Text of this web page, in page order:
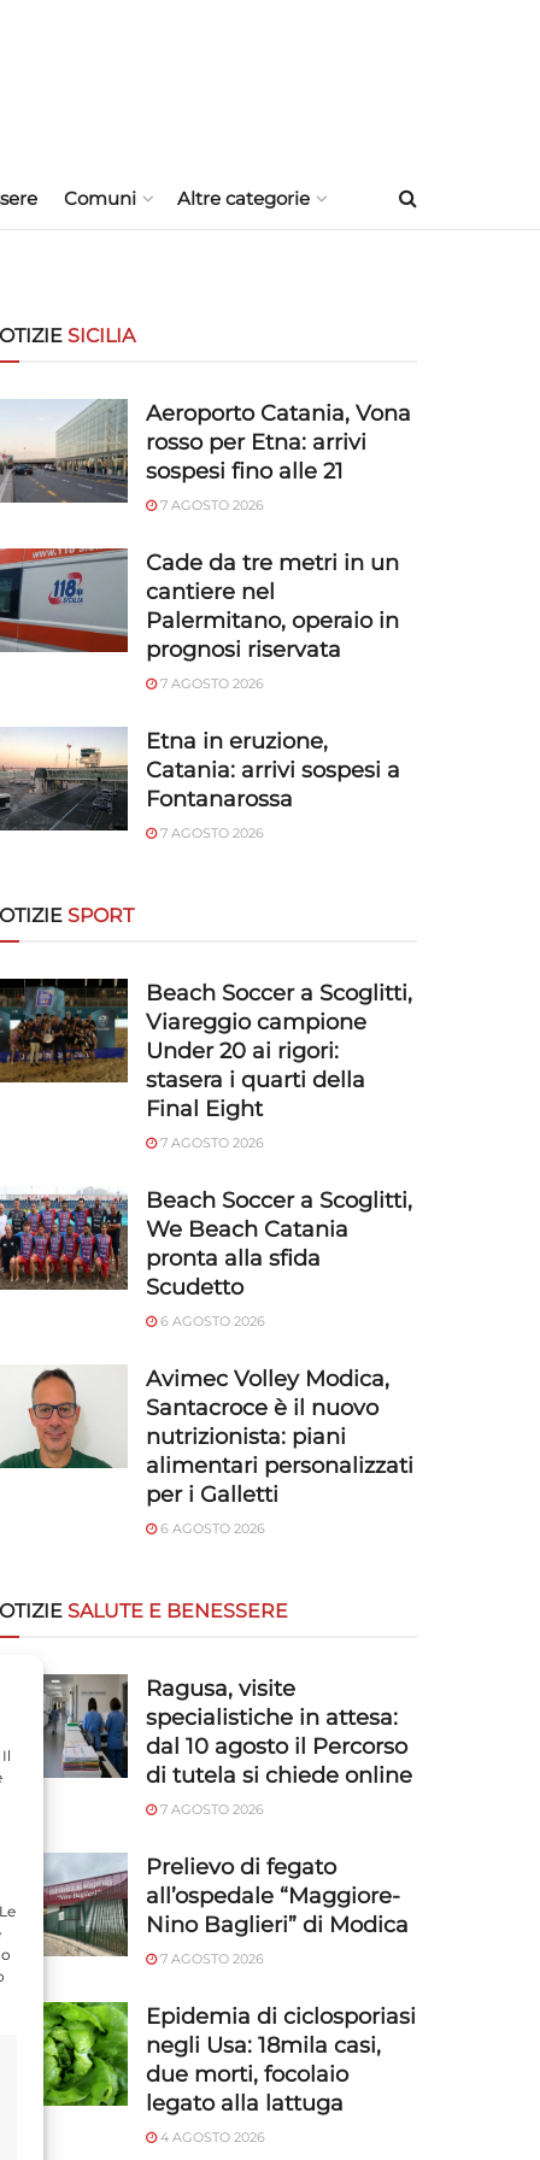
Comuni Altre categorie
SICILIA
Aeroporto Catania, Vona
rosso per Etna: arrivi
sospesi fino alle 21
7 AGOSTO 2026
Cade da tre metri in un
cantiere nel
Palermitano, operaio in
prognosi riservata
7 AGOSTO 2026
Etna in eruzione,
Catania: arrivi sospesi a
Fontanarossa
7 AGOSTO 2026
SPORT
Beach Soccer a Scoglitti,
Viareggio campione
Under 20 ai rigori:
stasera i quarti della
Final Eight
7 AGOSTO 2026
Beach Soccer a Scoglitti,
We Beach Catania
pronta alla sfida
Scudetto
6 AGOSTO 2026
Avimec Volley Modica,
Santacroce è il nuovo
nutrizionista: piani
alimentari personalizzati
per i Galletti
6 AGOSTO 2026
SALUTE E BENESSERE
Ragusa, visite
specialistiche in attesa:
dal 10 agosto il Percorso
di tutela si chiede online
7 AGOSTO 2026
Prelievo di fegato
all’ospedale “Maggiore-
Nino Baglieri” di Modica
7 AGOSTO 2026
Epidemia di ciclosporiasi
negli Usa: 18mila casi,
due morti, focolaio
legato alla lattuga
4 AGOSTO 2026